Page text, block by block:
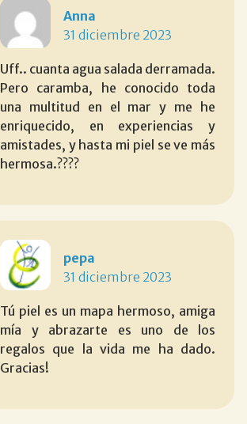
Anna
31 diciembre 2023
Uff.. cuanta agua salada derramada.
Pero caramba, he conocido toda
una multitud en el mar y me he
enriquecido, en experiencias y
amistades, y hasta mi piel se ve más
hermosa.????
pepa
31 diciembre 2023
Tú piel es un mapa hermoso, amiga
mía y abrazarte es uno de los
regalos que la vida me ha dado.
Gracias!